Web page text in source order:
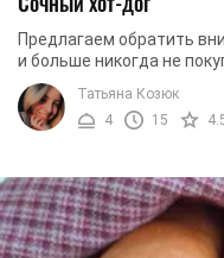
Предлагаем обратить
и больше никогда не
приготовить буквально
Татьяна Козюк
4
15